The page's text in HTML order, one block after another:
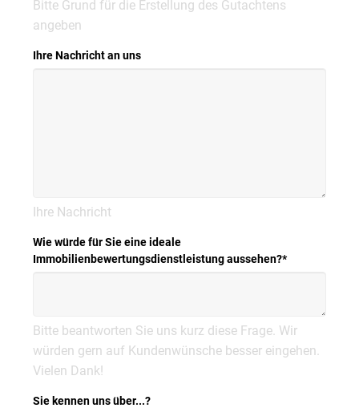
Bitte Grund für die Erstellung des Gutachtens
angeben
Ihre Nachricht an uns
Ihre Nachricht
Wie würde für Sie eine ideale
Immobilienbewertungsdienstleistung aussehen?*
Bitte beantworten Sie uns kurz diese Frage. Wir
würden gern auf Kundenwünsche besser eingehen.
Vielen Dank!
Sie kennen uns über...?